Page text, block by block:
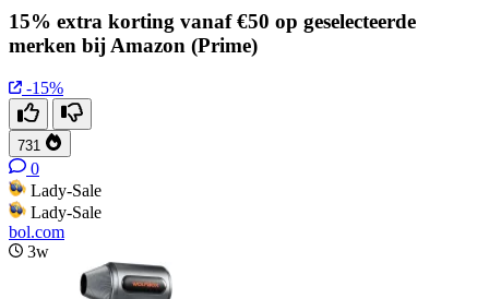
15% extra korting vanaf €50 op geselecteerde
merken bij Amazon (Prime)
-15%
731
0
Lady-Sale
Lady-Sale
bol.com
3w